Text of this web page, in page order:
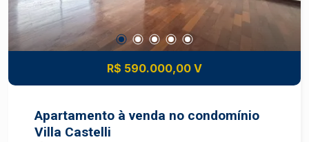
R$ 590.000,00 V
Apartamento à venda no condomínio
Villa Castelli